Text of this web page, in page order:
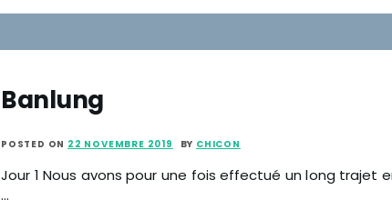
Banlung
POSTED ON 22 NOVEMBRE 2019 BY CHICON
Jour 1 Nous avons pour une fois effectué un long trajet
…